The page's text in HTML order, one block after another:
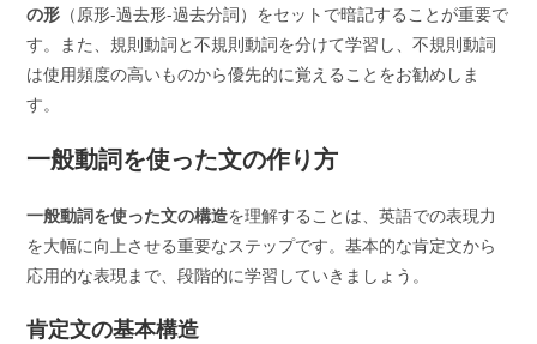
の形 （原形-過去形-過去分詞）をセットで暗記することが重要で
す。また、規則動詞と不規則動詞を分けて学習し、不規則動詞
は使用頻度の高いものから優先的に覚えることをお勧めしま
す。
一般動詞を使った文の作り方
一般動詞を使った文の構造を理解することは、英語での表現力
を大幅に向上させる重要なステップです。基本的な肯定文から
応用的な表現まで、段階的に学習していきましょう。
肯定文の基本構造